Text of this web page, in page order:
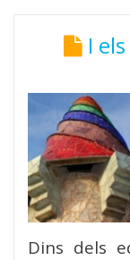
I els
Dins dels